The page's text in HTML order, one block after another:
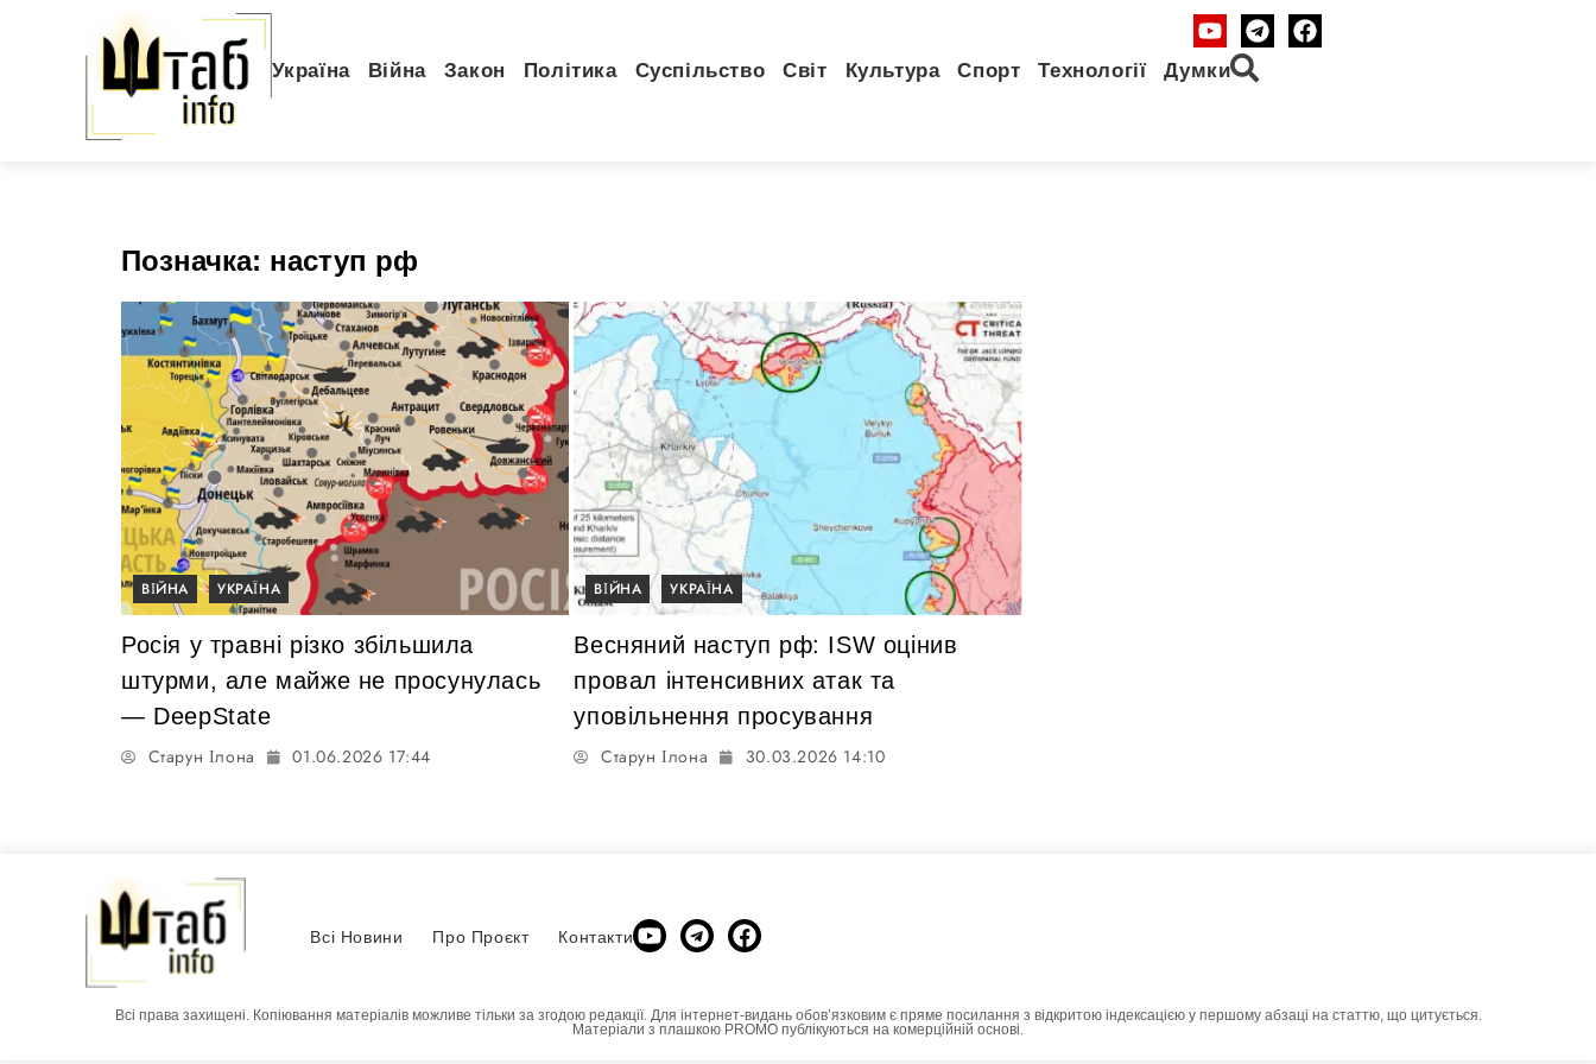
Україна Війна Закон Політика Суспільство Світ Культура Спорт Технології Думки
Позначка: наступ рф
ВІЙНА УКРАЇНА
Росія у травні різко збільшила
штурми, але майже не просунулась
— DeepState
Старун Ілона 01.06.2026 17:44
ВІЙНА УКРАЇНА
Весняний наступ рф: ISW оцінив
провал інтенсивних атак та
уповільнення просування
Старун Ілона 30.03.2026 14:10
Всі Новини Про Проєкт Контакти
Всі права захищені. Копіювання матеріалів можливе тільки за згодою редакції. Для інтернет-видань обовʼязковим є пряме посилання з відкритою індексацією у першому абзаці на статтю, що цитується.
Матеріали з плашкою PROMO публікуються на комерційній основі.